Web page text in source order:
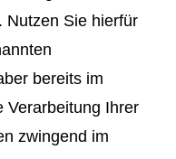
Nutzen Sie hierfür
bereits im
Verarbeitung Ihrer
zwingend im